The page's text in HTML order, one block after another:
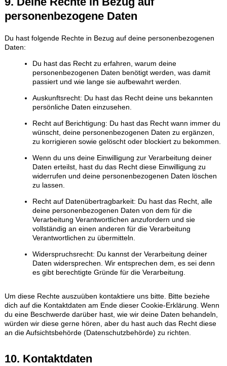
personenbezogene Daten
Du hast folgende Rechte in Bezug auf deine personenbezogenen
Daten:
Du hast das Recht zu erfahren, warum deine
personenbezogenen Daten benötigt werden, was damit
passiert und wie lange sie aufbewahrt werden.
Auskunftsrecht: Du hast das Recht deine uns bekannten
persönliche Daten einzusehen.
Recht auf Berichtigung: Du hast das Recht wann immer du
wünscht, deine personenbezogenen Daten zu ergänzen,
zu korrigieren sowie gelöscht oder blockiert zu bekommen.
Wenn du uns deine Einwilligung zur Verarbeitung deiner
Daten erteilst, hast du das Recht diese Einwilligung zu
widerrufen und deine personenbezogenen Daten löschen
zu lassen.
Recht auf Datenübertragbarkeit: Du hast das Recht, alle
deine personenbezogenen Daten von dem für die
Verarbeitung Verantwortlichen anzufordern und sie
vollständig an einen anderen für die Verarbeitung
Verantwortlichen zu übermitteln.
Widerspruchsrecht: Du kannst der Verarbeitung deiner
Daten widersprechen. Wir entsprechen dem, es sei denn
es gibt berechtigte Gründe für die Verarbeitung.
Um diese Rechte auszuüben kontaktiere uns bitte. Bitte beziehe
dich auf die Kontaktdaten am Ende dieser Cookie-Erklärung. Wenn
du eine Beschwerde darüber hast, wie wir deine Daten behandeln,
würden wir diese gerne hören, aber du hast auch das Recht diese
an die Aufsichtsbehörde (Datenschutzbehörde) zu richten.
10. Kontaktdaten